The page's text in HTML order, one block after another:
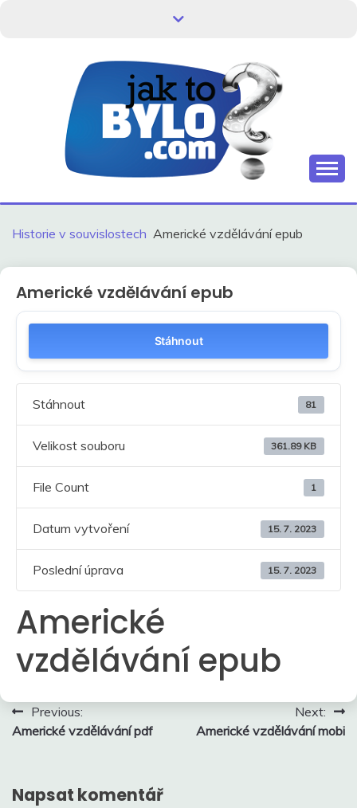
HISTORIE V
SOUVISLOSTECH
Historie v souvislostech Americké vzdělávání epub
Americké vzdělávání epub
Stáhnout
Stáhnout 81
Velikost souboru 361.89 KB
File Count 1
Datum vytvoření 15. 7. 2023
Poslední úprava 15. 7. 2023
Americké
vzdělávání epub
Navigace
pro
Previous:
Americké vzdělávání pdf
Next:
Americké vzdělávání mobi
Napsat komentář